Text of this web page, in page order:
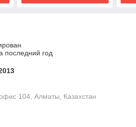
последний год
104, Алматы, Казахстан